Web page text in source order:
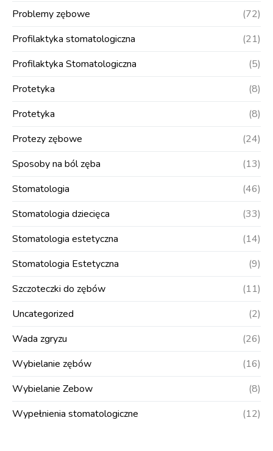
Problemy zębowe
(72)
Profilaktyka stomatologiczna
(21)
Profilaktyka Stomatologiczna
(5)
Protetyka
(8)
Protetyka
(8)
Protezy zębowe
(24)
Sposoby na ból zęba
(13)
Stomatologia
(46)
Stomatologia dziecięca
(33)
Stomatologia estetyczna
(14)
Stomatologia Estetyczna
(9)
Szczoteczki do zębów
(11)
Uncategorized
(2)
Wada zgryzu
(26)
Wybielanie zębów
(16)
Wybielanie Zebow
(8)
Wypełnienia stomatologiczne
(12)